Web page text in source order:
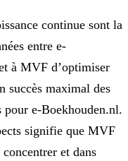
continue sont la
entre e-
à MVF d’optimiser
succès maximal des
pour e-Boekhouden.nl.
signifie que MVF
et dans